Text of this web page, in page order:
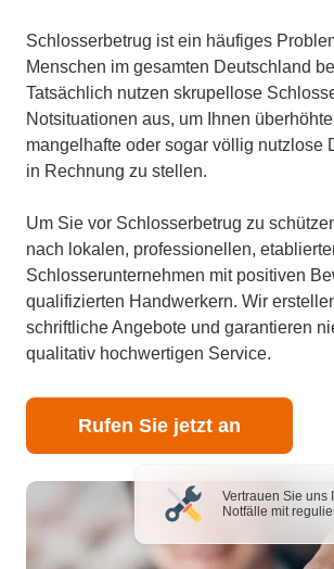
Schlosserbetrug ist ein häufiges
Menschen im gesamten Deutschland
Tatsächlich nutzen skrupellose
Notsituationen aus, um Ihnen
mangelhafte oder sogar völlig nutzlose
in Rechnung zu stellen.
Um Sie vor Schlosserbetrug zu
nach lokalen, professionellen,
Schlosserunternehmen mit positiven
qualifizierten Handwerkern. Wir
schriftliche Angebote und garantieren
qualitativ hochwertigen Service.
Rufen Sie jetzt an
Vertrauen Sie uns
Notfälle mit